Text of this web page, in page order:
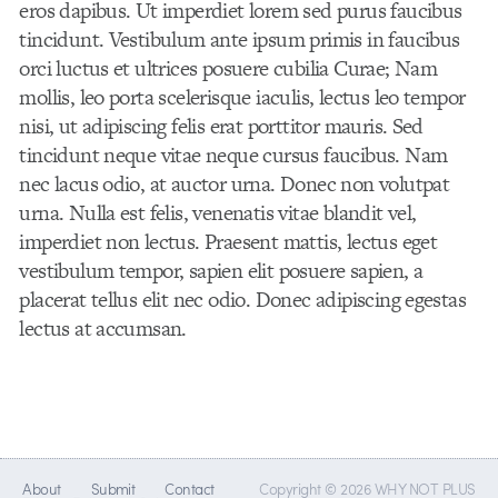
eros dapibus. Ut imperdiet lorem sed purus faucibus
tincidunt. Vestibulum ante ipsum primis in faucibus
orci luctus et ultrices posuere cubilia Curae; Nam
mollis, leo porta scelerisque iaculis, lectus leo tempor
nisi, ut adipiscing felis erat porttitor mauris. Sed
tincidunt neque vitae neque cursus faucibus. Nam
nec lacus odio, at auctor urna. Donec non volutpat
urna. Nulla est felis, venenatis vitae blandit vel,
imperdiet non lectus. Praesent mattis, lectus eget
vestibulum tempor, sapien elit posuere sapien, a
placerat tellus elit nec odio. Donec adipiscing egestas
lectus at accumsan.
About Submit Contact Copyright © 2026 WHY NOT PLUS